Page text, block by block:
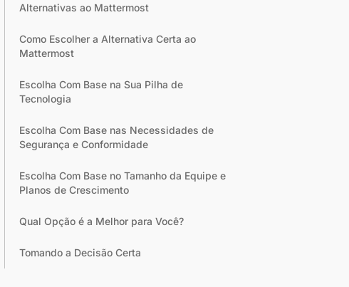
Alternativas ao Mattermost
Como Escolher a Alternativa Certa ao
Mattermost
Escolha Com Base na Sua Pilha de
Tecnologia
Escolha Com Base nas Necessidades de
Segurança e Conformidade
Escolha Com Base no Tamanho da Equipe e
Planos de Crescimento
Qual Opção é a Melhor para Você?
Tomando a Decisão Certa